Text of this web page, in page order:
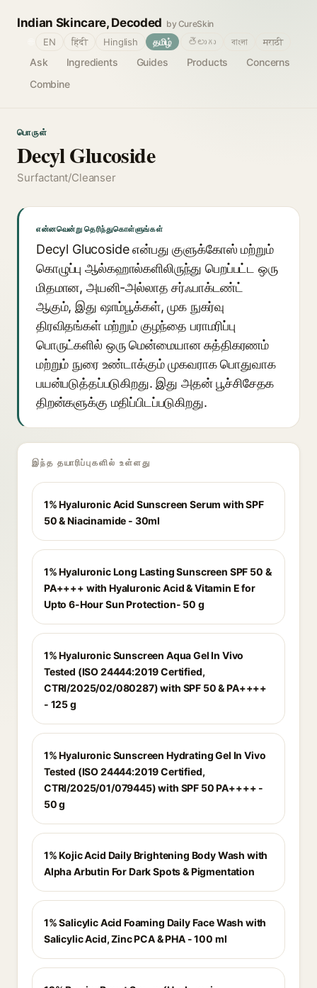
Indian Skincare, Decoded by CureSkin
Ask Ingredients Guides Products
Concerns
Combine
EN हिंदी Hinglish தமிழ் తెలుగు বাংলা मराठी
பொருள்
Decyl Glucoside
Surfactant/Cleanser
என்னவென்று தெரிந்துகொள்ளுங்கள்
Decyl Glucoside என்பது குளுக்கோஸ் மற்றும்
கொழுப்பு ஆல்கஹால்களிலிருந்து பெறப்பட்ட ஒரு
மிதமான, அயனி-அல்லாத சர்ஃபாக்டண்ட்
ஆகும், இது ஷாம்பூக்கள், முக நுகர்வு
திரவிதங்கள் மற்றும் குழந்தை பராமரிப்பு
பொருட்களில் ஒரு மென்மையான சுத்திகரணம்
மற்றும் நுரை உண்டாக்கும் முகவராக பொதுவாக
பயன்படுத்தப்படுகிறது. இது அதன் பூச்சிசேதக
திறன்களுக்கு மதிப்பிடப்படுகிறது.
இந்த தயாரிப்புகளில் உள்ளது
1% Hyaluronic Acid Sunscreen Serum with SPF
50 & Niacinamide - 30ml
1% Hyaluronic Long Lasting Sunscreen SPF 50 &
PA++++ with Hyaluronic Acid & Vitamin E for
Upto 6-Hour Sun Protection- 50 g
1% Hyaluronic Sunscreen Aqua Gel In Vivo
Tested (ISO 24444:2019 Certified,
CTRI/2025/02/080287) with SPF 50 & PA++++
- 125 g
1% Hyaluronic Sunscreen Hydrating Gel In Vivo
Tested (ISO 24444:2019 Certified,
CTRI/2025/01/079445) with SPF 50 PA++++ -
50 g
1% Kojic Acid Daily Brightening Body Wash with
Alpha Arbutin For Dark Spots & Pigmentation
1% Salicylic Acid Foaming Daily Face Wash with
Salicylic Acid, Zinc PCA & PHA - 100 ml